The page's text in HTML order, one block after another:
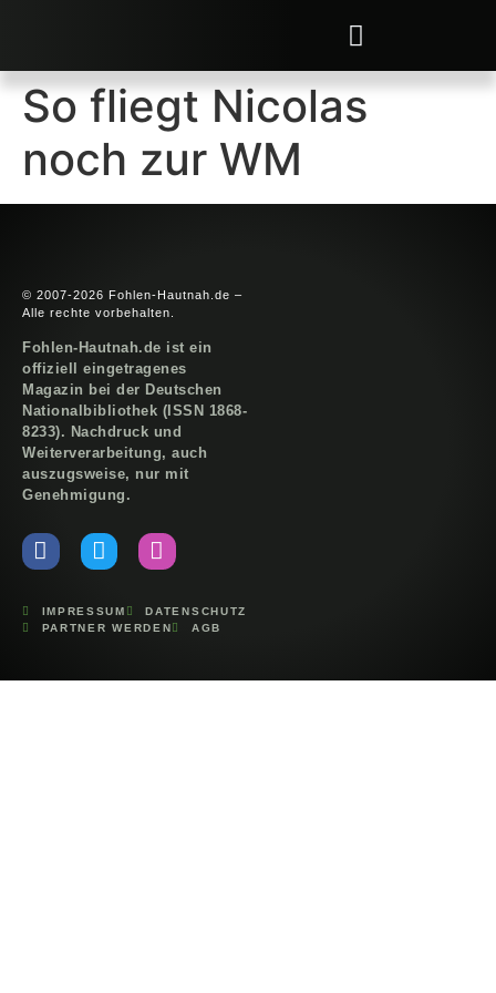
So fliegt Nicolas
noch zur WM
© 2007-2026 Fohlen-Hautnah.de –
Alle rechte vorbehalten.
Fohlen-Hautnah.de ist ein
offiziell eingetragenes
Magazin bei der Deutschen
Nationalbibliothek (ISSN 1868-
8233). Nachdruck und
Weiterverarbeitung, auch
auszugsweise, nur mit
Genehmigung.
IMPRESSUM
DATENSCHUTZ
PARTNER WERDEN
AGB